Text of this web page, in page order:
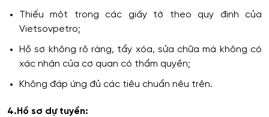
Thiếu một trong các giấy tờ theo quy định của
Vietsovpetro;
Hồ sơ không rõ ràng, tẩy xóa, sửa chữa mà không có
xác nhận của cơ quan có thẩm quyền;
Không đáp ứng đủ các tiêu chuẩn nêu trên.
4.Hồ sơ dự tuyển: